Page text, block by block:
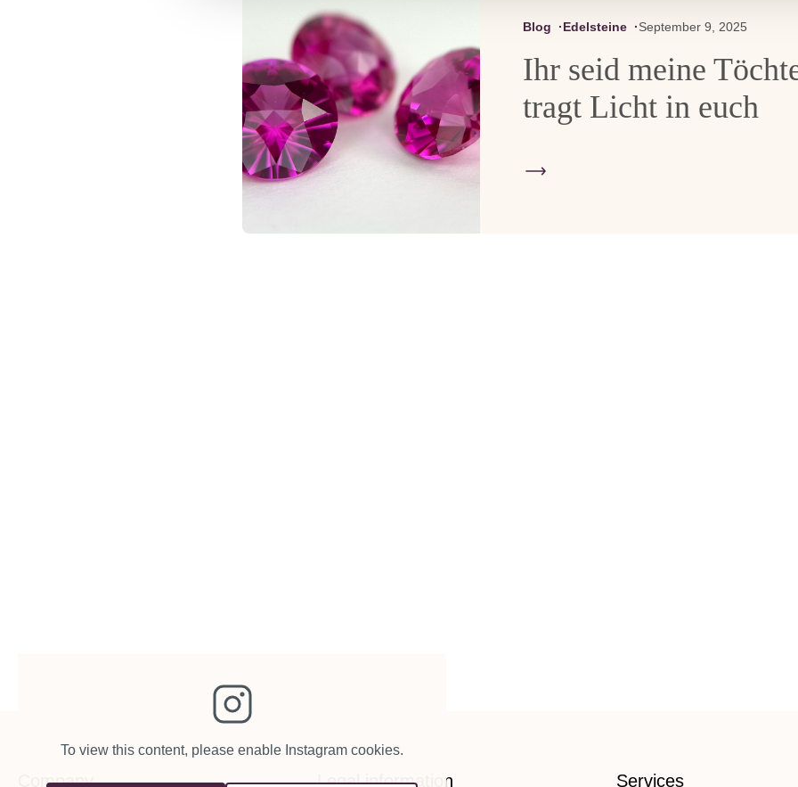
Blog Edelsteine September 9, 2025
Ihr seid meine
tragt Licht in euch
To view this content, please enable Instagram cookies.
Company Legal information Services